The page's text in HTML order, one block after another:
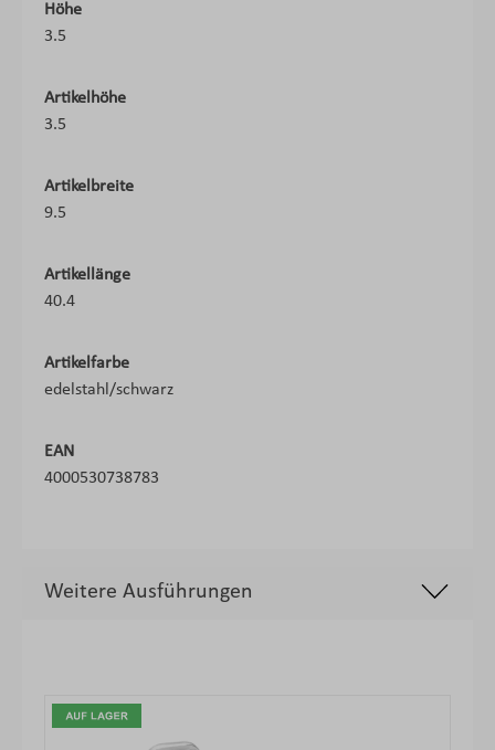
Höhe
3.5
Artikelhöhe
3.5
Artikelbreite
9.5
Artikellänge
40.4
Artikelfarbe
edelstahl/schwarz
EAN
4000530738783
Weitere Ausführungen